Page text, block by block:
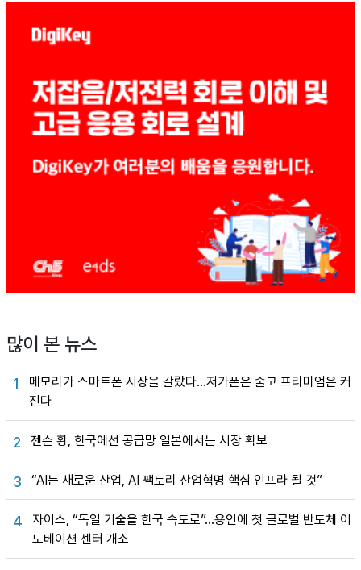
많이 본 뉴스
1
메모리가 스마트폰 시장을 갈랐다…저가폰은 줄고 프리미엄은 커
진다
2 젠슨 황, 한국에선 공급망 일본에서는 시장 확보
3 “AI는 새로운 산업, AI 팩토리 산업혁명 핵심 인프라 될 것”
4
자이스, “독일 기술을 한국 속도로”…용인에 첫 글로벌 반도체 이
노베이션 센터 개소